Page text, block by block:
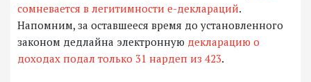
сомневается в легитимности е-деклараций.
Напомним, за оставшееся время до установленного
законом дедлайна электронную декларацию о
доходах подал только 31 нардеп из 423.